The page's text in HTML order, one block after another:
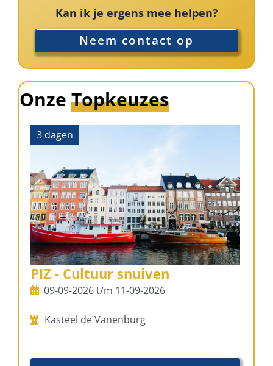
Kan ik je ergens mee helpen?
Neem contact op
Onze Topkeuzes
3 dagen
PIZ - Cultuur snuiven
09-09-2026 t/m 11-09-2026
Kasteel de Vanenburg